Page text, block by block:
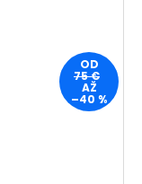
OD
75 €
AŽ
–40 %